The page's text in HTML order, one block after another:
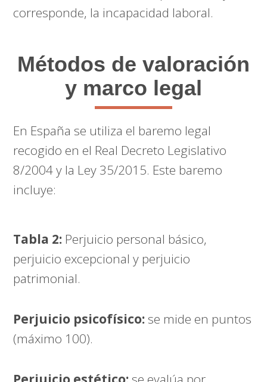
corresponde, la incapacidad laboral.
Métodos de valoración
y marco legal
En España se utiliza el baremo legal
recogido en el Real Decreto Legislativo
8/2004 y la Ley 35/2015. Este baremo
incluye:
Tabla 2: Perjuicio personal básico,
perjuicio excepcional y perjuicio
patrimonial.
Perjuicio psicofísico: se mide en puntos
(máximo 100).